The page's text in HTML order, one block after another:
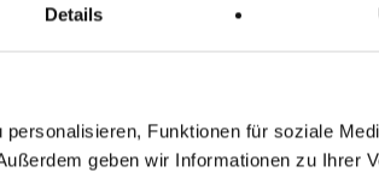
Details
Funktionen für soziale
geben wir Informationen zu Ihrer
€. Die Plätze werden zugewiesen. Andere
„Box Fahrpferd" ankreuzen. Expliziten
angeben. Heu/Stroh kann vor Ort gekauft